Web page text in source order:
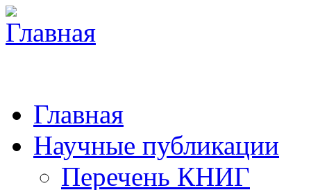
Главная
Научные публикации
Перечень КНИГ